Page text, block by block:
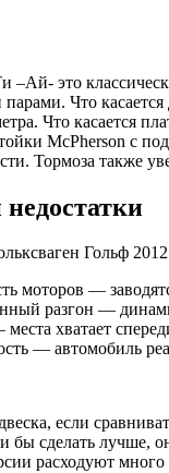
–Ай- это
Что
Что касается
McPherson с
Тормоза также
Гольф
моторов —
разгон —
хватает
— автомобиль
если
сделать лучше,
расходуют много